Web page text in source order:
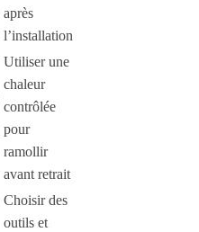
après
l’installation
Utiliser une
chaleur
contrôlée
pour
ramollir
avant retrait
Choisir des
outils et